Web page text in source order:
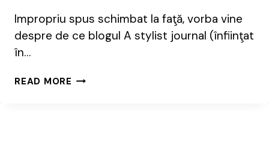
Impropriu spus schimbat la faţă, vorba vine
despre de ce blogul A stylist journal (înfiinţat
în…
READ MORE SCHIMBAREA